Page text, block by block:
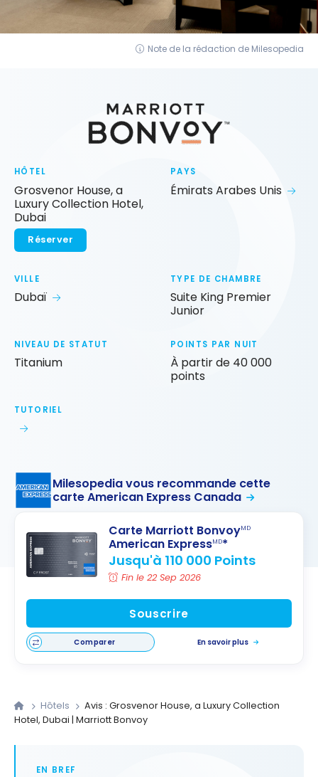
Note de la rédaction de Milesopedia
HÔTEL
Grosvenor House, a
Luxury Collection Hotel,
Dubai
Réserver
PAYS
Émirats Arabes Unis
VILLE
Dubaï
TYPE DE CHAMBRE
Suite King Premier
Junior
NIVEAU DE STATUT
Titanium
POINTS PAR NUIT
À partir de 40 000
points
TUTORIEL
Milesopedia vous recommande cette
carte American Express Canada
Carte Marriott BonvoyMD
American ExpressMD*
Jusqu'à 110 000 Points
Fin le 22 Sep 2026
Souscrire
Comparer En savoir plus
Hôtels
Avis : Grosvenor House, a Luxury Collection
Hotel, Dubai | Marriott Bonvoy
EN BREF